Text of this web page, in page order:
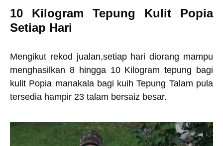
10 Kilogram Tepung Kulit Popia
Setiap Hari
Mengikut rekod jualan,setiap hari diorang mampu
menghasilkan 8 hingga 10 Kilogram tepung bagi
kulit Popia manakala bagi kuih Tepung Talam pula
tersedia hampir 23 talam bersaiz besar.